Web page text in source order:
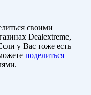
своими
Dealextreme,
у Вас тоже есть
поделиться